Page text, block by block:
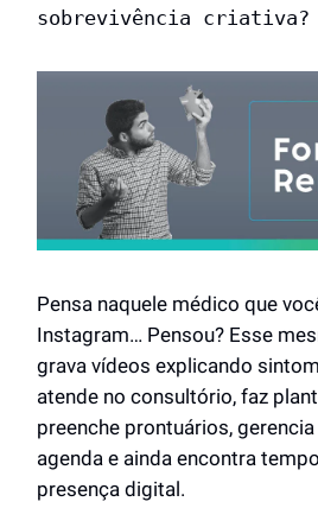
sobrevivência criativa?
Pensa naquele médico que
Instagram… Pensou? Esse
grava vídeos explicando
atende no consultório, faz
preenche prontuários,
agenda e ainda encontra
presença digital.